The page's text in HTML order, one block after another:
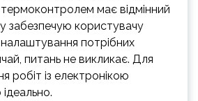
термоконтролем має відмінний
забезпечую користувачу
налаштування потрібних
питань не викликає. Для
робіт із електронікою